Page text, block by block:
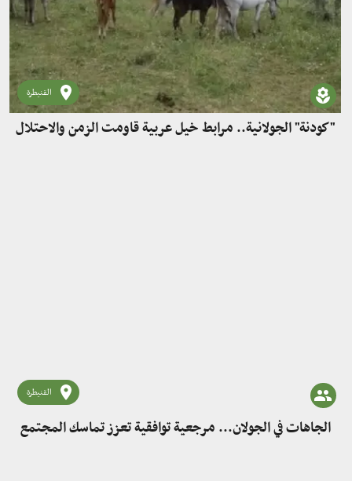
القنيطرة
"كودنة" الجولانية.. مرابط خيل عربية قاومت الزمن والاحتلال
القنيطرة
الجاهات في الجولان... مرجعية توافقية تعزز تماسك المجتمع